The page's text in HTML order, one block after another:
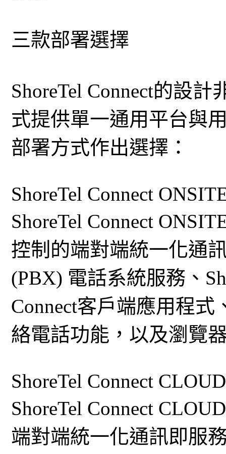
三款部署選擇
ShoreTel Connect的設
式提供單一通用平台與
部署方式作出選擇：
ShoreTel Connect
ShoreTel Connect
控制的端對端統一化通
(PBX) 電話系統服務、
Connect客戶端應用程
絡電話功能，以及瀏覽
ShoreTel Connect CLOUD
ShoreTel Connect
端對端統一化通訊即服